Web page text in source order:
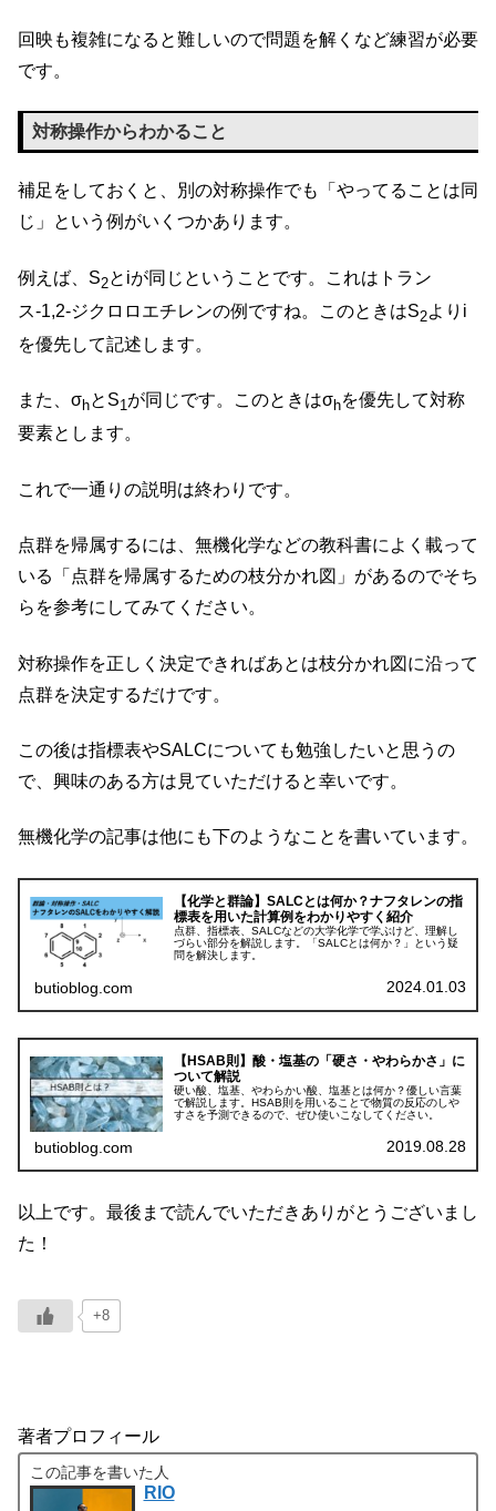
回映も複雑になると難しいので問題を解くなど練習が必要
です。
対称操作からわかること
補足をしておくと、別の対称操作でも「やってることは同
じ」という例がいくつかあります。
例えば、S2とiが同じということです。これはトラン
ス-1,2-ジクロロエチレンの例ですね。このときはS2よりi
を優先して記述します。
また、σhとS1が同じです。このときはσhを優先して対称
要素とします。
これで一通りの説明は終わりです。
点群を帰属するには、無機化学などの教科書によく載って
いる「点群を帰属するための枝分かれ図」があるのでそち
らを参考にしてみてください。
対称操作を正しく決定できればあとは枝分かれ図に沿って
点群を決定するだけです。
この後は指標表やSALCについても勉強したいと思うの
で、興味のある方は見ていただけると幸いです。
無機化学の記事は他にも下のようなことを書いています。
【化学と群論】SALCとは何か？ナフタレンの指
標表を用いた計算例をわかりやすく紹介
点群、指標表、SALCなどの大学化学で学ぶけど、理解し
づらい部分を解説します。「SALCとは何か？」という疑
問を解決します。
butioblog.com 2024.01.03
【HSAB則】酸・塩基の「硬さ・やわらかさ」に
ついて解説
硬い酸、塩基、やわらかい酸、塩基とは何か？優しい言葉
で解説します。HSAB則を用いることで物質の反応のしや
すさを予測できるので、ぜひ使いこなしてください。
butioblog.com 2019.08.28
以上です。最後まで読んでいただきありがとうございまし
た！
+8
著者プロフィール
この記事を書いた人
RIO